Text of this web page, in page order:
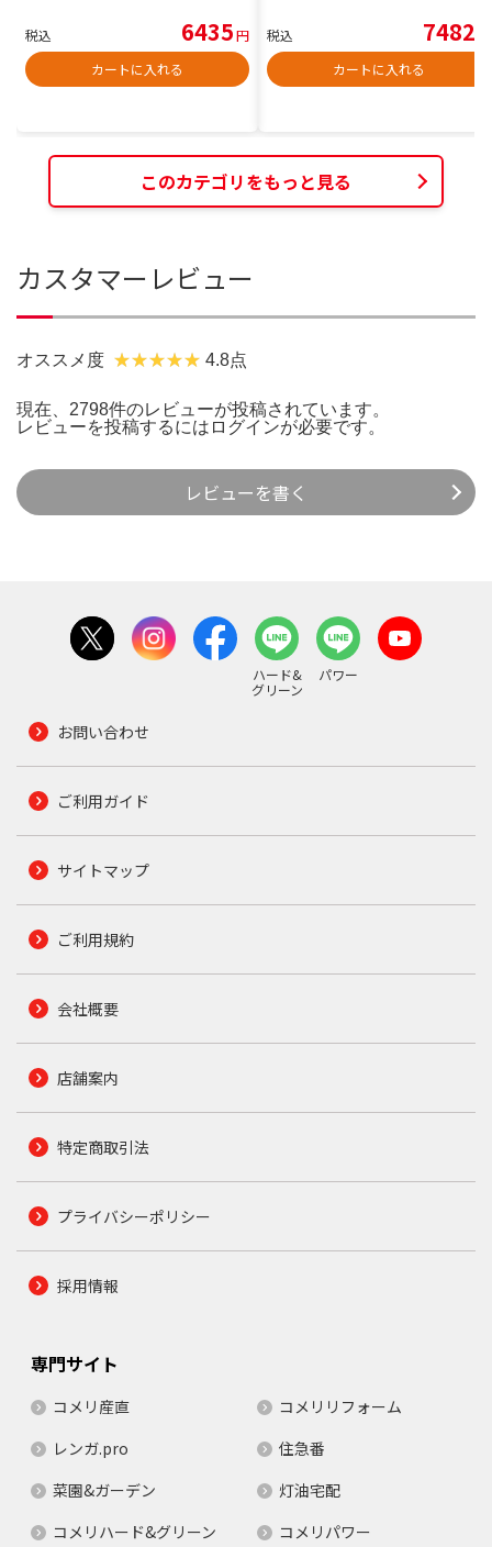
税込 6435円
カートに入れる
税込 7482
カートに入れる
このカテゴリをもっと見る
カスタマーレビュー
オススメ度 4.8点
現在、2798件のレビューが投稿されています。
レビューを投稿するには ログインが必要です。
レビューを書く
ハード&
グリーン
パワー
お問い合わせ
ご利用ガイド
サイトマップ
ご利用規約
会社概要
店舗案内
特定商取引法
プライバシーポリシー
採用情報
専門サイト
コメリ産直
コメリリフォーム
レンガ.pro
住急番
菜園&ガーデン
灯油宅配
コメリハード&グリーン
コメリパワー